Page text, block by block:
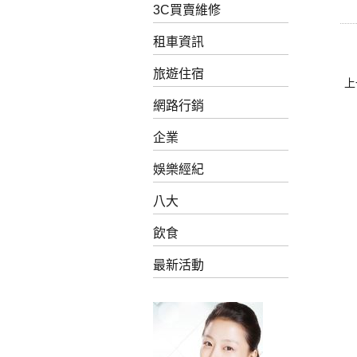
3C買賣維修
租車資訊
旅遊住宿
網路行銷
企業
娛樂經紀
八大
飲食
最新活動